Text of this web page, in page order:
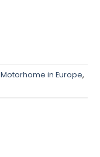
Motorhome in Europe,